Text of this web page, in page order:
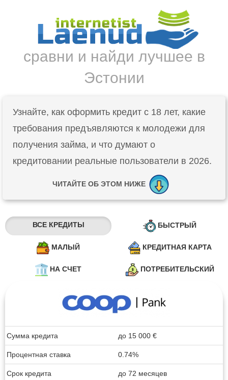
сравни и найди лучшее в
Эстонии
Узнайте, как оформить кредит с 18 лет, какие
требования предъявляются к молодежи для
получения займа, и что думают о
кредитовании реальные пользователи в 2026.
ЧИТАЙТЕ ОБ ЭТОМ НИЖЕ
ВСЕ КРЕДИТЫ БЫСТРЫЙ
МАЛЫЙ КРЕДИТНАЯ КАРТА
НА СЧЕТ ПОТРЕБИТЕЛЬСКИЙ
Сумма кредита до 15 000 €
Процентная ставка 0.74%
Срок кредита
до 72 месяцев